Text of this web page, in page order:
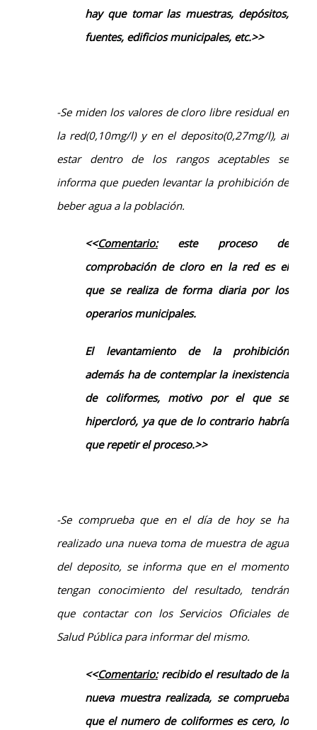
hay que tomar las muestras, depósitos,
fuentes, edificios municipales, etc.>>
-Se miden los valores de cloro libre residual en
la red(0,10mg/l) y en el deposito(0,27mg/l), al
estar dentro de los rangos aceptables se
informa que pueden levantar la prohibición de
beber agua a la población.
<<Comentario:este proceso de
comprobación de cloro en la red es el
que se realiza de forma diaria por los
operarios municipales.
El levantamiento de la prohibición
además ha de contemplar la inexistencia
de coliformes, motivo por el que se
hipercloró, ya que de lo contrario habría
que repetir el proceso.>>
-Se comprueba que en el día de hoy se ha
realizado una nueva toma de muestra de agua
del deposito, se informa que en el momento
tengan conocimiento del resultado, tendrán
que contactar con los Servicios Oficiales de
Salud Pública para informar del mismo.
<<Comentario:recibido el resultado de la
nueva muestra realizada, se comprueba
que el numero de coliformes es cero, lo